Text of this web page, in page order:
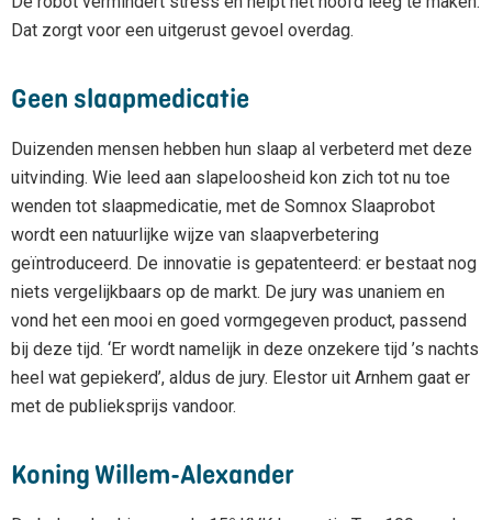
Dat zorgt voor een uitgerust gevoel overdag.
Geen slaapmedicatie
Duizenden mensen hebben hun slaap al verbeterd met deze
uitvinding. Wie leed aan slapeloosheid kon zich tot nu toe
wenden tot slaapmedicatie, met de Somnox Slaaprobot
wordt een natuurlijke wijze van slaapverbetering
geïntroduceerd. De innovatie is gepatenteerd: er bestaat nog
niets vergelijkbaars op de markt. De jury was unaniem en
vond het een mooi en goed vormgegeven product, passend
bij deze tijd. ‘Er wordt namelijk in deze onzekere tijd ’s nachts
heel wat gepiekerd’, aldus de jury. Elestor uit Arnhem gaat er
met de publieksprijs vandoor.
Koning Willem-Alexander